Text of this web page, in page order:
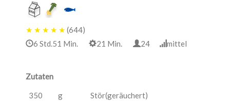
★ ★ ★ ★ ★ (644)
6 Std.51 Min.
21 Min. 24 mittel
Zutaten
350 g
Stör(geräuchert)